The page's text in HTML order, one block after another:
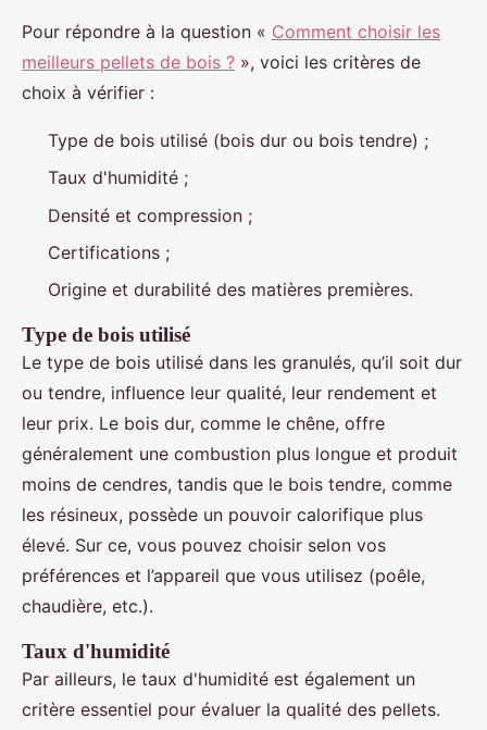
Pour répondre à la question « Comment choisir les
meilleurs pellets de bois ? », voici les critères de
choix à vérifier :
Type de bois utilisé (bois dur ou bois tendre) ;
Taux d'humidité ;
Densité et compression ;
Certifications ;
Origine et durabilité des matières premières.
Type de bois utilisé
Le type de bois utilisé dans les granulés, qu’il soit dur
ou tendre, influence leur qualité, leur rendement et
leur prix. Le bois dur, comme le chêne, offre
généralement une combustion plus longue et produit
moins de cendres, tandis que le bois tendre, comme
les résineux, possède un pouvoir calorifique plus
élevé. Sur ce, vous pouvez choisir selon vos
préférences et l’appareil que vous utilisez (poêle,
chaudière, etc.).
Taux d'humidité
Par ailleurs, le taux d'humidité est également un
critère essentiel pour évaluer la qualité des pellets.